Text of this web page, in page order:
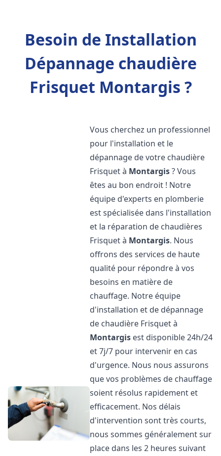
Besoin de Installation
Dépannage chaudière
Frisquet Montargis ?
Vous cherchez un professionnel
pour l'installation et le
dépannage de votre chaudière
Frisquet à Montargis? Vous
êtes au bon endroit ! Notre
équipe d'experts en plomberie
est spécialisée dans l'installation
et la réparation de chaudières
Frisquet à Montargis. Nous
offrons des services de haute
qualité pour répondre à vos
besoins en matière de
chauffage. Notre équipe
d'installation et de dépannage
de chaudière Frisquet à
Montargis est disponible 24h/24
et 7j/7 pour intervenir en cas
d'urgence. Nous nous assurons
que vos problèmes de chauffage
soient résolus rapidement et
efficacement. Nos délais
d'intervention sont très courts,
nous sommes généralement sur
place dans les 2 heures suivant